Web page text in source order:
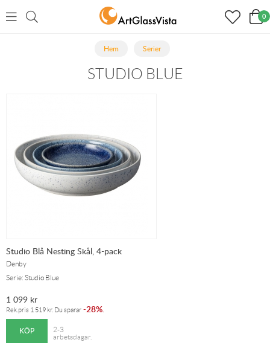
0
Hem Serier
STUDIO BLUE
Studio Blå Nesting Skål, 4-pack
Denby
Serie: Studio Blue
1 099 kr
Rek.pris 1 519 kr. Du sparar -28%
KÖP
2-3
arbetsdagar.